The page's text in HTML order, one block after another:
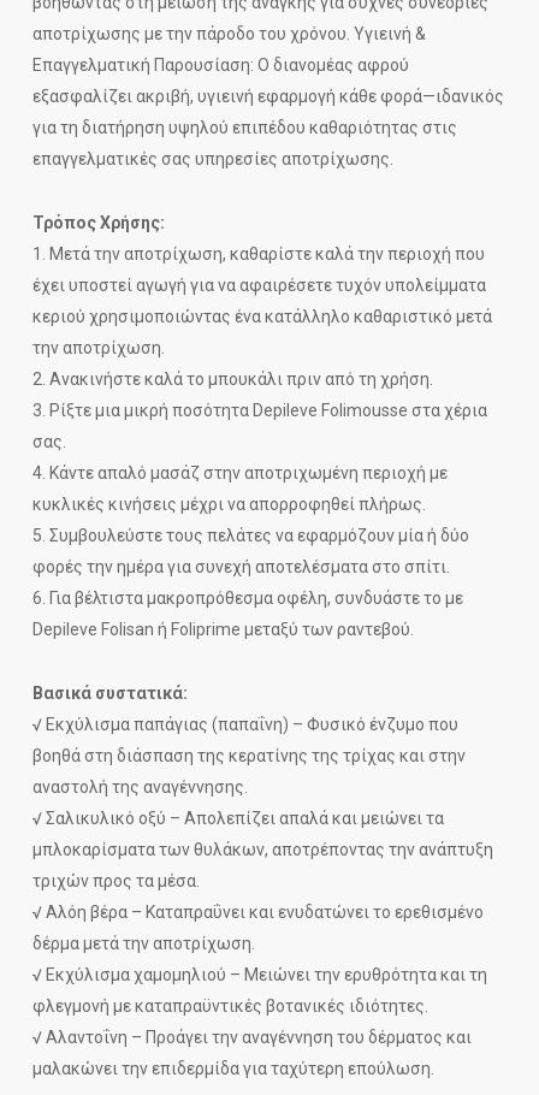
αποτρίχωσης με την πάροδο του χρόνου. Υγιεινή &
Επαγγελματική Παρουσίαση: Ο διανομέας αφρού
εξασφαλίζει ακριβή, υγιεινή εφαρμογή κάθε φορά—ιδανικός
για τη διατήρηση υψηλού επιπέδου καθαριότητας στις
επαγγελματικές σας υπηρεσίες αποτρίχωσης.
Τρόπος Χρήσης:
1. Μετά την αποτρίχωση, καθαρίστε καλά την περιοχή που
έχει υποστεί αγωγή για να αφαιρέσετε τυχόν υπολείμματα
κεριού χρησιμοποιώντας ένα κατάλληλο καθαριστικό μετά
την αποτρίχωση.
2. Ανακινήστε καλά το μπουκάλι πριν από τη χρήση.
3. Ρίξτε μια μικρή ποσότητα Depileve Folimousse στα χέρια
σας.
4. Κάντε απαλό μασάζ στην αποτριχωμένη περιοχή με
κυκλικές κινήσεις μέχρι να απορροφηθεί πλήρως.
5. Συμβουλεύστε τους πελάτες να εφαρμόζουν μία ή δύο
φορές την ημέρα για συνεχή αποτελέσματα στο σπίτι.
6. Για βέλτιστα μακροπρόθεσμα οφέλη, συνδυάστε το με
Depileve Folisan ή Foliprime μεταξύ των ραντεβού.
Βασικά συστατικά:
√ Εκχύλισμα παπάγιας (παπαΐνη) – Φυσικό ένζυμο που
βοηθά στη διάσπαση της κερατίνης της τρίχας και στην
αναστολή της αναγέννησης.
√ Σαλικυλικό οξύ – Απολεπίζει απαλά και μειώνει τα
μπλοκαρίσματα των θυλάκων, αποτρέποντας την ανάπτυξη
τριχών προς τα μέσα.
√ Αλόη βέρα – Καταπραΰνει και ενυδατώνει το ερεθισμένο
δέρμα μετά την αποτρίχωση.
√ Εκχύλισμα χαμομηλιού – Μειώνει την ερυθρότητα και τη
φλεγμονή με καταπραϋντικές βοτανικές ιδιότητες.
√ Αλαντοΐνη – Προάγει την αναγέννηση του δέρματος και
μαλακώνει την επιδερμίδα για ταχύτερη επούλωση.